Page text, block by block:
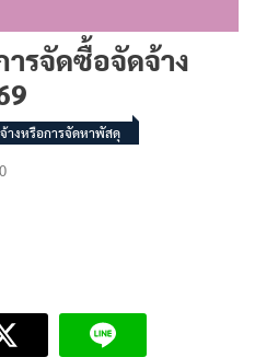
รจัดซื้อจัดจ้าง
างหรือการจัดหาพัสดุ